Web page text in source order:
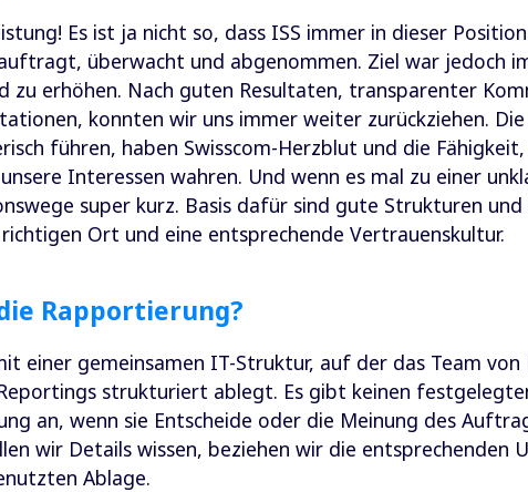
Es ist ja nicht so, dass ISS immer in dieser
überwacht und abgenommen. Ziel war jedoch
zu erhöhen. Nach guten Resultaten, transparenter
konnten wir uns immer weiter zurückziehen.
führen, haben Swisscom-Herzblut und die
Interessen wahren. Und wenn es mal zu einer
super kurz. Basis dafür sind gute Strukturen
Ort und eine entsprechende Vertrauenskultur.
Rapportierung?
einer gemeinsamen IT-Struktur, auf der das Team von
strukturiert ablegt. Es gibt keinen
an, wenn sie Entscheide oder die Meinung des
wir Details wissen, beziehen wir die entsprechenden
Ablage.